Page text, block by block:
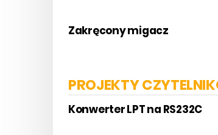
Zakręcony migacz
PROJEKTY
Konwerter LPT na RS232C